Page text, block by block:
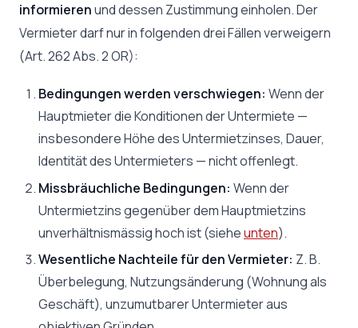
informierenund dessen Zustimmung einholen. Der
Vermieter darf nur in folgenden drei Fällen verweigern
(Art. 262 Abs. 2 OR):
Bedingungen werden verschwiegen: Wenn der
Hauptmieter die Konditionen der Untermiete —
insbesondere Höhe des Untermietzinses, Dauer,
Identität des Untermieters — nicht offenlegt.
Missbräuchliche Bedingungen: Wenn der
Untermietzins gegenüber dem Hauptmietzins
unverhältnismässig hoch ist (sieheunten).
Wesentliche Nachteile für den Vermieter: Z. B.
Überbelegung, Nutzungsänderung (Wohnung als
Geschäft), unzumutbarer Untermieter aus